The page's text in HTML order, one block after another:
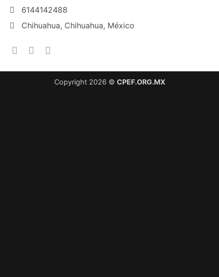
6144142488
Chihuahua, Chihuahua, México
Copyright 2026 © CPEF.ORG.MX